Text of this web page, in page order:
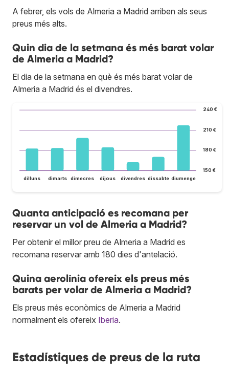
A febrer, els vols de Almeria a Madrid arriben als seus
preus més alts.
Quin dia de la setmana és més barat volar
de Almeria a Madrid?
El dia de la setmana en què és més barat volar de
Almeria a Madrid és el divendres.
150 €
180 €
210 €
240 €
dilluns dimarts dimecres dijous divendres dissabte diumenge
Quanta anticipació es recomana per
reservar un vol de Almeria a Madrid?
Per obtenir el millor preu de Almeria a Madrid es
recomana reservar amb 180 dies d'antelació.
Quina aerolínia ofereix els preus més
barats per volar de Almeria a Madrid?
Els preus més econòmics de Almeria a Madrid
normalment els ofereix Iberia.
Estadístiques de preus de la ruta